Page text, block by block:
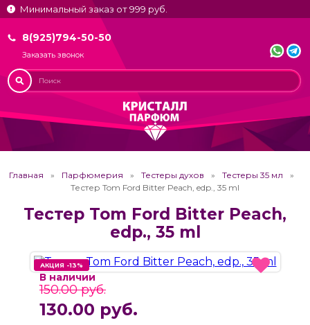
Минимальный заказ от 999 руб.
8(925)794-50-50
Заказать звонок
Главная Парфюмерия Тестеры духов
Тестеры 35 мл
Тестер Tom Ford Bitter Peach, edp., 35 ml
Тестер Tom Ford Bitter Peach,
edp., 35 ml
АКЦИЯ -13%
АКЦИЯ -13%
В наличии
150.00 руб.
130.00 руб.